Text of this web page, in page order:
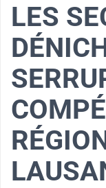
LES